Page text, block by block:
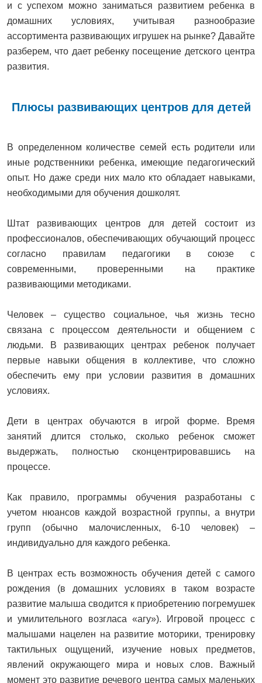
и с успехом можно заниматься развитием ребенка в
домашних условиях, учитывая разнообразие
ассортимента развивающих игрушек на рынке? Давайте
разберем, что дает ребенку посещение детского центра
развития.
Плюсы развивающих центров для детей
В определенном количестве семей есть родители или
иные родственники ребенка, имеющие педагогический
опыт. Но даже среди них мало кто обладает навыками,
необходимыми для обучения дошколят.
Штат развивающих центров для детей состоит из
профессионалов, обеспечивающих обучающий процесс
согласно правилам педагогики в союзе с
современными, проверенными на практике
развивающими методиками.
Человек – существо социальное, чья жизнь тесно
связана с процессом деятельности и общением с
людьми. В развивающих центрах ребенок получает
первые навыки общения в коллективе, что сложно
обеспечить ему при условии развития в домашних
условиях.
Дети в центрах обучаются в игрой форме. Время
занятий длится столько, сколько ребенок сможет
выдержать, полностью сконцентрировавшись на
процессе.
Как правило, программы обучения разработаны с
учетом нюансов каждой возрастной группы, а внутри
групп (обычно малочисленных, 6-10 человек) –
индивидуально для каждого ребенка.
В центрах есть возможность обучения детей с самого
рождения (в домашних условиях в таком возрасте
развитие малыша сводится к приобретению погремушек
и умилительного возгласа «агу»). Игровой процесс с
малышами нацелен на развитие моторики, тренировку
тактильных ощущений, изучение новых предметов,
явлений окружающего мира и новых слов. Важный
момент это развитие речевого центра самых маленьких